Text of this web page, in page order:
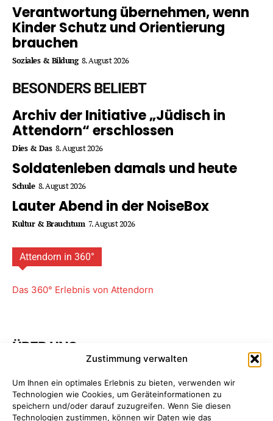
Zustimmung verwalten
Um Ihnen ein optimales Erlebnis zu bieten, verwenden wir
Technologien wie Cookies, um Geräteinformationen zu
speichern und/oder darauf zuzugreifen. Wenn Sie diesen
Technologien zustimmen, können wir Daten wie das
Verantwortung übernehmen, wenn
Kinder Schutz und Orientierung
brauchen
Soziales & Bildung 8. August 2026
BESONDERS BELIEBT
Archiv der Initiative „Jüdisch in
Attendorn“ erschlossen
Dies & Das 8. August 2026
Soldatenleben damals und heute
Schule 8. August 2026
Lauter Abend in der NoiseBox
Kultur & Brauchtum 7. August 2026
Attendorn in 360°
Das 360° Erlebnis von Attendorn
ÜBER UNS
+ MEDIA- Attendorn, Paderborn. Wir bieten Ihnen
maßgeschneiderte Komplettpakete für Ihre
Unternehmens­kommunikation. So sparen Sie Zeit, Geld